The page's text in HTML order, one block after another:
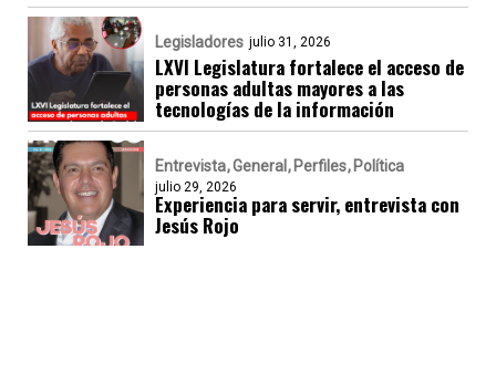
Legisladores julio 31, 2026
LXVI Legislatura fortalece el acceso de
personas adultas mayores a las
tecnologías de la información
Entrevista General Perfiles Política
julio 29, 2026
Experiencia para servir, entrevista con
Jesús Rojo